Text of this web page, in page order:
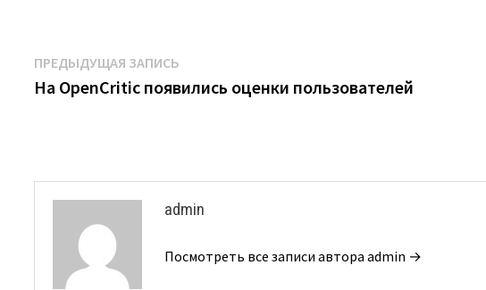
Навигация
по
ПРЕДЫДУЩАЯ ЗАПИСЬ
запись:
На OpenCritic появились оценки пользователей
admin
Посмотреть все записи автора admin →